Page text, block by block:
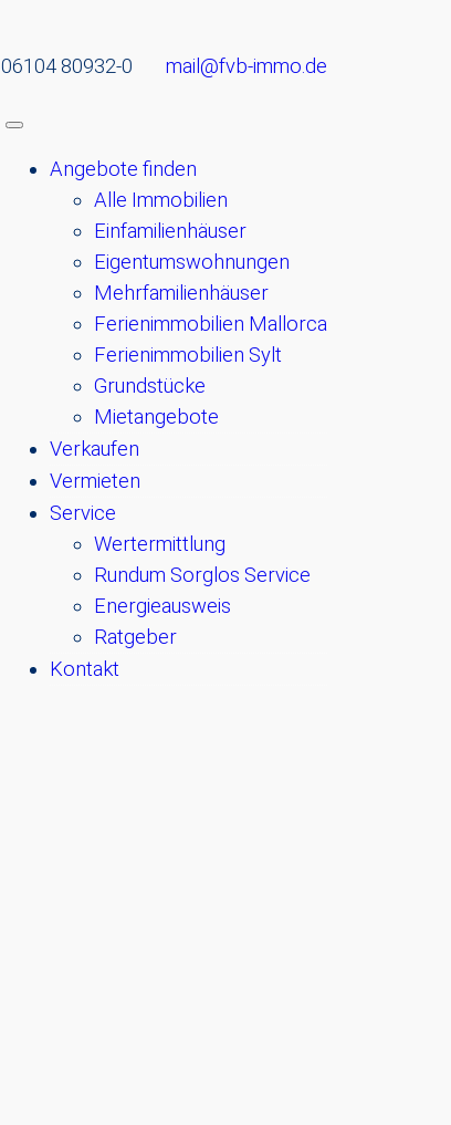
06104 80932-0 mail@fvb-immo.de
Angebote finden
Alle Immobilien
Einfamilienhäuser
Eigentumswohnungen
Mehrfamilienhäuser
Ferienimmobilien Mallorca
Ferienimmobilien Sylt
Grundstücke
Mietangebote
Verkaufen
Vermieten
Service
Wertermittlung
Rundum Sorglos Service
Energieausweis
Ratgeber
Kontakt